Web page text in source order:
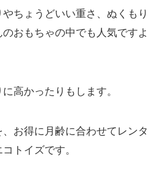
ちょうどいい重さ、ぬくもり
おもちゃの中でも人気ですよ
高かったりもします。
お得に月齢に合わせてレンタ
トイズです。